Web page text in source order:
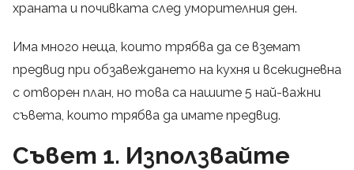
храната и почивката след уморителния ден.
Има много неща, които трябва да се вземат
предвид при обзавеждането на кухня и всекидневна
с отворен план, но това са нашите 5 най-важни
съвета, които трябва да имате предвид.
Съвет 1. Използвайте